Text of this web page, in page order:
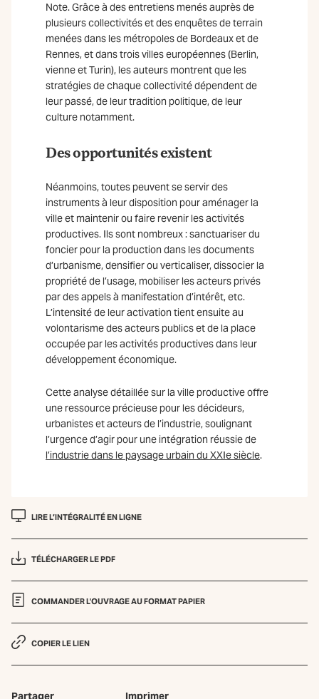
Note. Grâce à des entretiens menés auprès de
plusieurs collectivités et des enquêtes de terrain
menées dans les métropoles de Bordeaux et de
Rennes, et dans trois villes européennes (Berlin,
vienne et Turin), les auteurs montrent que les
stratégies de chaque collectivitédépendent de
leur passé, de leur tradition politique, de leur
culture notamment.
Des opportunités existent
Néanmoins, toutes peuvent se servir des
instruments à leur disposition pour aménager la
ville et maintenir ou faire revenir les activités
productives. Ils sont nombreux : sanctuariser du
foncier pour la production dans les documents
d’urbanisme, densifier ou verticaliser, dissocier la
propriété de l’usage, mobiliser les acteurs privés
par des appels à manifestation d’intérêt, etc.
L’intensité de leur activation tient ensuite au
volontarisme des acteurs publics et de la place
occupée par les activités productives dans leur
développement économique.
Cette analyse détaillée sur la ville productive offre
une ressource précieuse pour les décideurs,
urbanistes et acteurs de l’industrie, soulignant
l’urgence d’agir pour une intégration réussie de
l’industrie dans le paysage urbain du XXIe siècle.
LIRE L’INTÉGRALITÉ EN LIGNE
TÉLÉCHARGER LE PDF
COMMANDER L'OUVRAGE AU FORMAT PAPIER
COPIER LE LIEN
Partager Imprimer